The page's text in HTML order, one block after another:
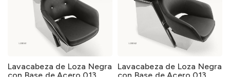
Lavacabeza de Loza Negra
con Base de Acero 013
Lavacabeza de Loza Negra
con Base de Acero 013